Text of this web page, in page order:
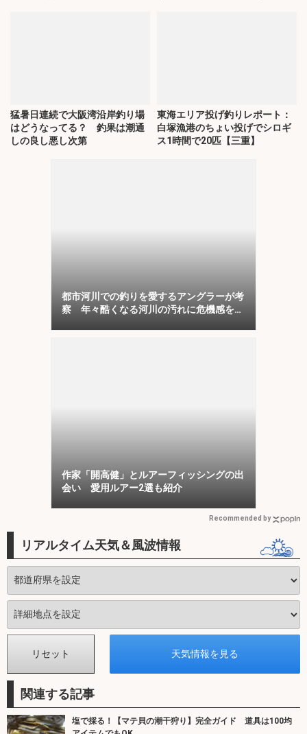
猛暑日連続で大阪湾沿岸釣り場
はどうなってる？ 釣果は潮通
しの良し悪し次第
東海エリア投げ釣りレポート：
白塚漁港のちょい投げでシロギ
ス1時間で20匹【三重】
都市河川での釣りを愛するアングラーが考
察 年々酷くなる河川の汚れに危機感を持
作家「開高健」とルアーフィッシングの出
会い 愛用ルアー2選も紹介
Recommended by
リアルタイム天気＆風波情報
関連する記事
塩で採る！【マテ貝の潮干狩り】完全ガイド 道具は100均